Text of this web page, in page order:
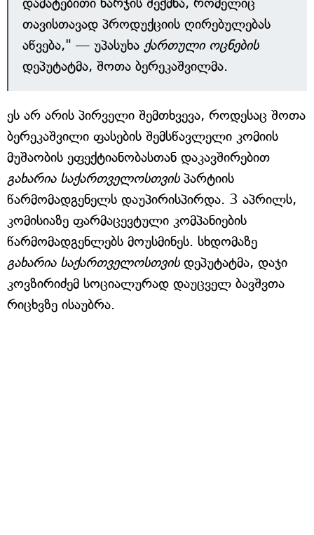
თავისთავად პროდუქციის ღირებულებას
აწვება," — უპასუხა ქართული ოცნების
დეპუტატმა, შოთა ბერეკაშვილმა.
ეს არ არის პირველი შემთხვევა, როდესაც შოთა
ბერეკაშვილი ფასების შემსწავლელი კომიის
მუშაობის ეფექტიანობასთან დაკავშირებით
გახარია საქართველოსთვისპარტიის
წარმომადგენელს დაუპირისპირდა. 3 აპრილს,
კომისიაზე ფარმაცევტული კომპანიების
წარმომადგენლებს მოუსმინეს. სხდომაზე
გახარია საქართველოსთვისდეპუტატმა, დაჯი
კოვზირიძემ სოციალურად დაუცველ ბავშვთა
რიცხვზე ისაუბრა.